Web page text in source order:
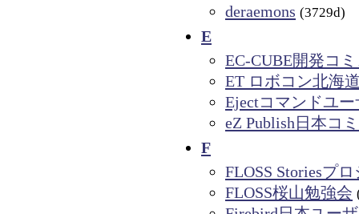
deraemons (3729d)
E
EC-CUBE開発コ
ET ロボコン北海
Ejectコマンドユ
eZ Publish日本コ
F
FLOSS Storiesプ
FLOSS桜山勉強会